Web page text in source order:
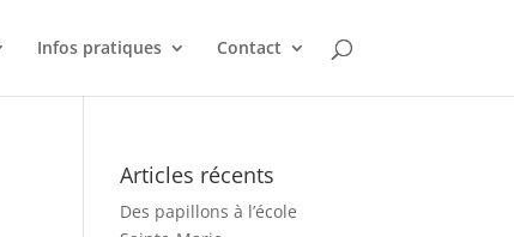
Infos pratiques Contact
Articles récents
Des papillons à l’école